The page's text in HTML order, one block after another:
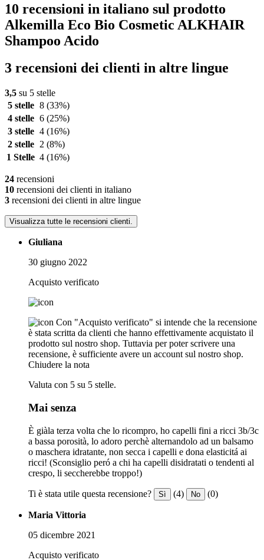
10 recensioni in italiano sul prodotto
Alkemilla Eco Bio Cosmetic ALKHAIR
Shampoo Acido
3 recensioni dei clienti in altre lingue
3,5 su 5 stelle
5 stelle 8 (33%)
4 stelle 6 (25%)
3 stelle 4 (16%)
2 stelle
2 (8%)
1 Stelle 4 (16%)
24 recensioni
10 recensioni dei clienti in italiano
3 recensioni dei clienti in altre lingue
Visualizza tutte le recensioni clienti.
Giuliana
30 giugno 2022
Acquisto verificato
Con "Acquisto verificato" si intende che la recensione
è stata scritta da clienti che hanno effettivamente acquistato il
prodotto sul nostro shop. Tuttavia per poter scrivere una
recensione, è sufficiente avere un account sul nostro shop.
Chiudere la nota
Valuta con 5 su 5 stelle.
Mai senza
È giàla terza volta che lo ricompro, ho capelli fini a ricci 3b/3c
a bassa porosità, lo adoro perchè alternandolo ad un balsamo
o maschera idratante, non secca i capelli e dona elasticitá ai
ricci! (Sconsiglio peró a chi ha capelli disidratati o tendenti al
crespo, li seccherebbe troppo!)
Ti è stata utile questa recensione? Sì (4) No (0)
Maria Vittoria
05 dicembre 2021
Acquisto verificato